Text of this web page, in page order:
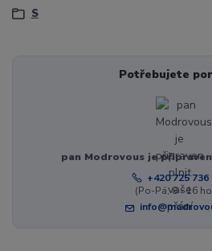
S
Potřebujete
pan Modrovous je
+420 725 736
(Po-Pá, 8 - 16